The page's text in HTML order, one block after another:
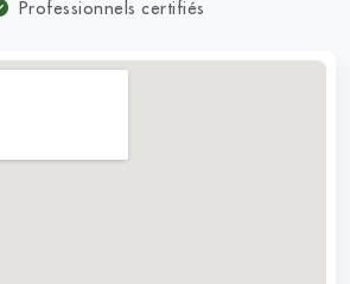
Professionnels certifiés